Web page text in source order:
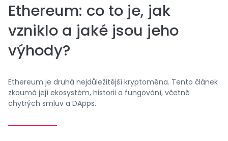
Ethereum: co to je, jak
vzniklo a jaké jsou jeho
výhody?
Ethereum je druhá nejdůležitější kryptoměna. Tento článek
zkoumá její ekosystém, historii a fungování, včetně
chytrých smluv a DApps.